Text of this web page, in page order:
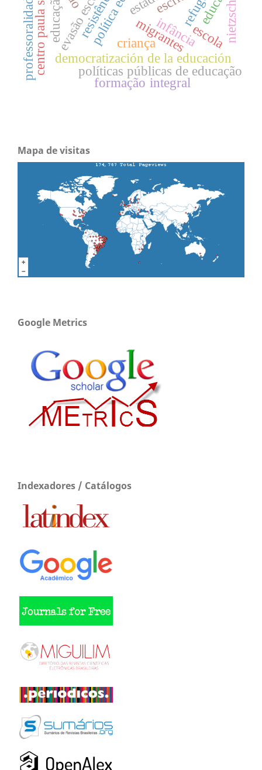
democratización de la educación
evasão escolar
políticas públicas de educação
centro paula souzaeducação migrantes
formação integral
professoralidade infância
criança escola
resistência nietzsche
Mapa de visitas
Google Metrics
Indexadores / Catálogos